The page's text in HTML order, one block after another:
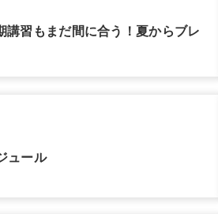
習もまだ間に合う！夏からブレ
ュール